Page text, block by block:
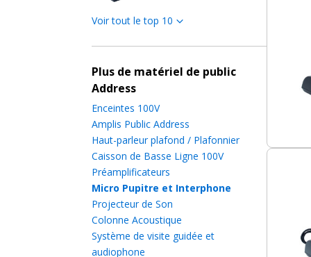
PA100J
Microphone pupitre prise
Interphone de guichet
double communication
RC 600
Pupitre micro 6 zones
télécommande UTP
RC 100
Voir tout le top 10
Plus de matériel de public
Address
Enceintes 100V
Amplis Public Address
Haut-parleur plafond / Plafonnier
Caisson de Basse Ligne 100V
Préamplificateurs
Micro Pupitre et Interphone
Projecteur de Son
Colonne Acoustique
Système de visite guidée et
audiophone